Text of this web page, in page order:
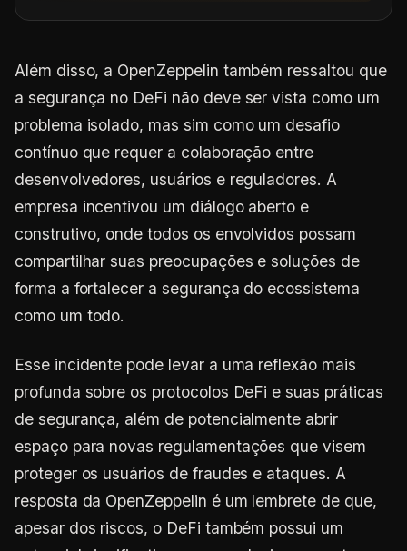
Além disso, a OpenZeppelin também ressaltou que
a segurança no DeFi não deve ser vista como um
problema isolado, mas sim como um desafio
contínuo que requer a colaboração entre
desenvolvedores, usuários e reguladores. A
empresa incentivou um diálogo aberto e
construtivo, onde todos os envolvidos possam
compartilhar suas preocupações e soluções de
forma a fortalecer a segurança do ecossistema
como um todo.
Esse incidente pode levar a uma reflexão mais
profunda sobre os protocolos DeFi e suas práticas
de segurança, além de potencialmente abrir
espaço para novas regulamentações que visem
proteger os usuários de fraudes e ataques. A
resposta da OpenZeppelin é um lembrete de que,
apesar dos riscos, o DeFi também possui um